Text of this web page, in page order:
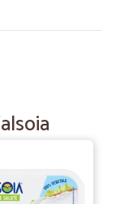
del corriere.
18/08/2022